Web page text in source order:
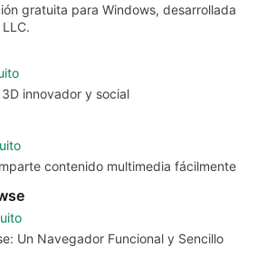
gratuita para Windows, desarrollada
innovador y social
contenido multimedia fácilmente
Un Navegador Funcional y Sencillo